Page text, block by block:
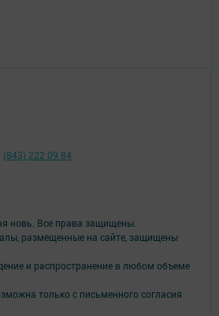
новь. Все права защищены.
размещенные на сайте, защищены
и распространение в любом объеме
только с письменного согласия
(843) 222 09 84